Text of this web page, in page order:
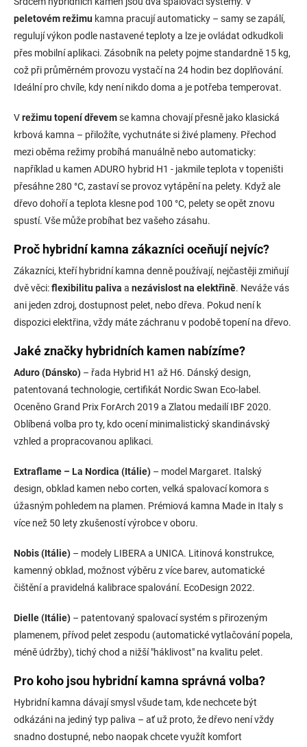
p
r
v
k
y
v
ý
i
u
v
á
n
í
peletovém režimu kamna pracují automaticky – samy se zapálí,
regulují výkon podle nastavené teploty a lze je ovládat odkudkoli
přes mobilní aplikaci. Zásobník na pelety pojme standardně 15 kg,
což při průměrném provozu vystačí na 24 hodin bez doplňování.
Ideální pro chvíle, kdy není nikdo doma a je potřeba temperovat.
Vrežimu topení dřevemse kamna chovají přesně jako klasická
krbová kamna – přiložíte, vychutnáte si živé plameny. Přechod
mezi oběma režimy probíhá manuálně nebo automaticky:
například u kamen ADURO hybrid H1 - jakmile teplota v topeništi
přesáhne 280 °C, zastaví se provoz vytápění na pelety. Když ale
dřevo dohoří a teplota klesne pod 100 °C, pelety se opět znovu
spustí. Vše může probíhat bez vašeho zásahu.
Proč hybridní kamna zákazníci oceňují nejvíc?
Zákazníci, kteří hybridní kamna denně používají, nejčastěji zmiňují
dvě věci:flexibilitu paliva a nezávislost na elektřině. Neváže vás
ani jeden zdroj, dostupnost pelet, nebo dřeva. Pokud není k
dispozici elektřina, vždy máte záchranu v podobě topení na dřevo.
Jaké značky hybridních kamen nabízíme?
Aduro (Dánsko) – řada Hybrid H1 až H6. Dánský design,
patentovaná technologie, certifikát Nordic Swan Eco-label.
Oceněno Grand Prix ForArch 2019 a Zlatou medailí IBF 2020.
Oblíbená volba pro ty, kdo ocení minimalistický skandinávský
vzhled a propracovanou aplikaci.
Extraflame – La Nordica (Itálie) – model Margaret. Italský
design, obklad kamen nebo corten, velká spalovací komora s
úžasným pohledem na plamen. Prémiová kamna Made in Italy s
více než 50 lety zkušeností výrobce v oboru.
Nobis (Itálie) – modely LIBERA a UNICA. Litinová konstrukce,
kamenný obklad, možnost výběru z více barev, automatické
čištění a pravidelná kalibrace spalování. EcoDesign 2022.
Dielle (Itálie) – patentovaný spalovací systém s přirozeným
plamenem, přívod pelet zespodu (automatické vytlačování popela,
méně údržby), tichý chod a nižší "háklivost" na kvalitu pelet.
Pro koho jsou hybridní kamna správná volba?
Hybridní kamna dávají smysl všude tam, kde nechcete být
odkázáni na jediný typ paliva – ať už proto, že dřevo není vždy
snadno dostupné, nebo naopak chcete využít komfort